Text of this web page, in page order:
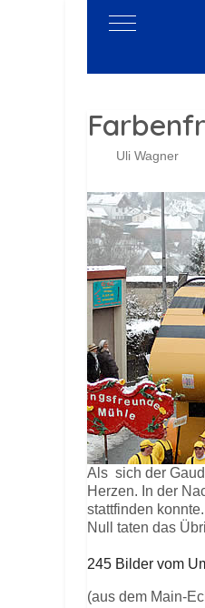
Mobile Menu
Uli Wagner
Als sich der
Herzen. In der
stattfinden
Null taten das
245 Bilder vom
(aus dem Main-